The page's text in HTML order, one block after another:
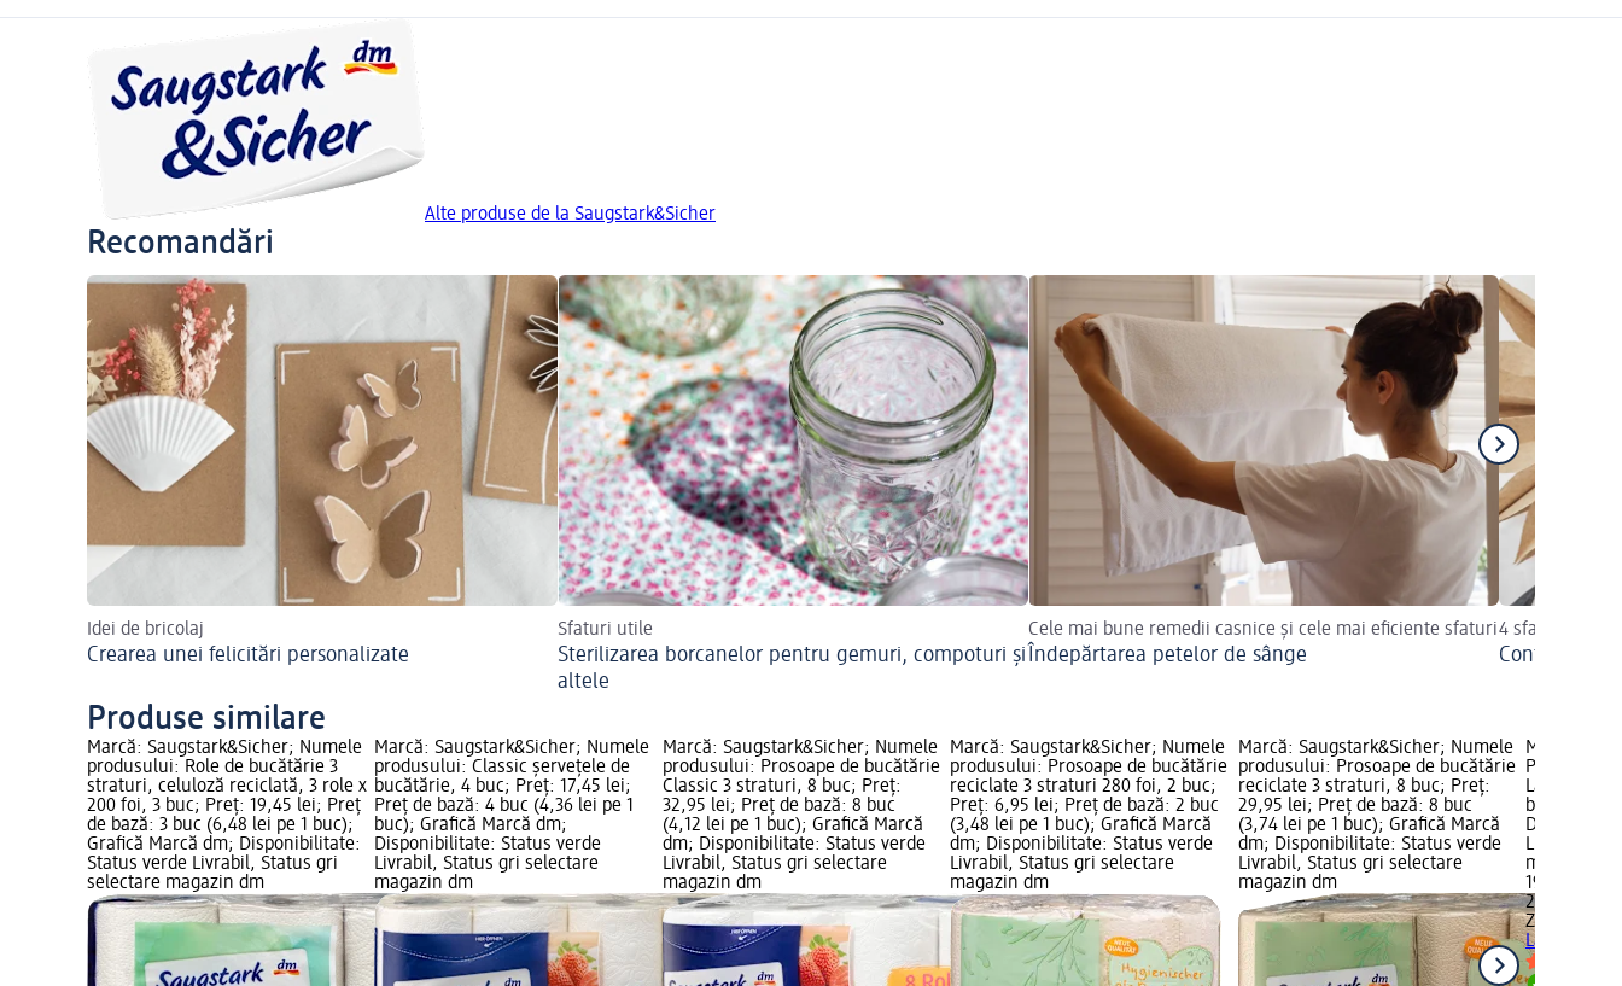
Alte produse de la Saugstark&Sicher
Recomandări
Idei de bricolaj
Crearea unei felicitări personalizate
Sfaturi utile
Sterilizarea borcanelor pentru gemuri, compoturi și
altele
Cele mai bune remedii casnice și cele mai eficiente sfaturi
Îndepărtarea petelor de sânge
4 sfaturi
Produse similare
Marcă: Saugstark&Sicher; Numele
produsului: Role de bucătărie 3
straturi, celuloză reciclată, 3 role x
200 foi, 3 buc; Preț: 19,45 lei; Preț
de bază: 3 buc (6,48 lei pe 1 buc);
Grafică Marcă dm; Disponibilitate:
Status verde Livrabil, Status gri
selectare magazin dm
Marcă: Saugstark&Sicher; Numele
produsului: Classic șervețele de
bucătărie, 4 buc; Preț: 17,45 lei;
Preț de bază: 4 buc (4,36 lei pe 1
buc); Grafică Marcă dm;
Disponibilitate: Status verde
Livrabil, Status gri selectare
magazin dm
Marcă: Saugstark&Sicher; Numele
produsului: Prosoape de bucătărie
Classic 3 straturi, 8 buc; Preț:
32,95 lei; Preț de bază: 8 buc
(4,12 lei pe 1 buc); Grafică Marcă
dm; Disponibilitate: Status verde
Livrabil, Status gri selectare
magazin dm
Marcă: Saugstark&Sicher; Numele
produsului: Prosoape de bucătărie
reciclate 3 straturi 280 foi, 2 buc;
Preț: 6,95 lei; Preț de bază: 2 buc
(3,48 lei pe 1 buc); Grafică Marcă
dm; Disponibilitate: Status verde
Livrabil, Status gri selectare
magazin dm
Marcă: Saugstark&Sicher; Numele
produsului: Prosoape de bucătărie
reciclate 3 straturi, 8 buc; Preț:
29,95 lei; Preț de bază: 8 buc
(3,74 lei pe 1 buc); Grafică Marcă
dm; Disponibilitate: Status verde
Livrabil, Status gri selectare
magazin dm
Marcă:
Prosop
Lang, 2
bază: 2
Livrabil,
magazin
19,95 lei
2 buc (9,98
Zewa
Lang, 2 buc